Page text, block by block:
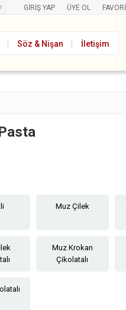
GIRIŞ YAP ÜYE OL FAVORI
Söz & Nişan İletişim
Muz Çilek
Muz Krokan
Çikolatalı